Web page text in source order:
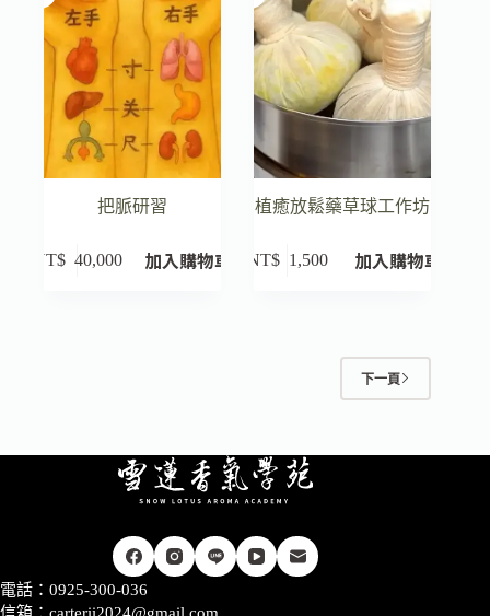
把脈研習
NT$ 40,000 加入購物車
植癒放鬆藥草球工作坊
NT$ 1,500 加入購物車
下一頁
電話：0925-300-036